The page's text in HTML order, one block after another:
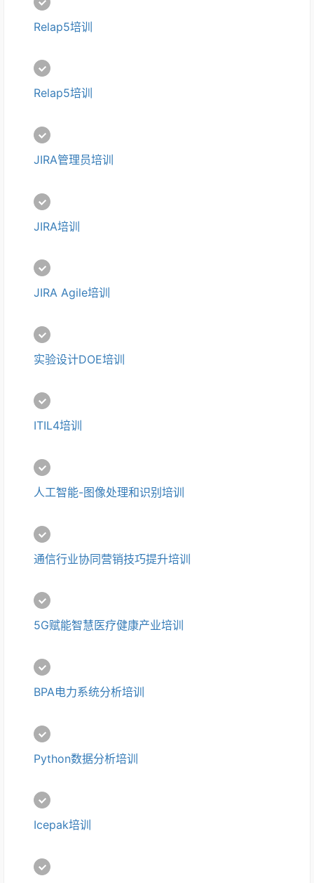
Relap5培训
Relap5培训
JIRA管理员培训
JIRA培训
JIRA Agile培训
实验设计DOE培训
ITIL4培训
人工智能-图像处理和识别培训
通信行业协同营销技巧提升培训
5G赋能智慧医疗健康产业培训
BPA电力系统分析培训
Python数据分析培训
Icepak培训